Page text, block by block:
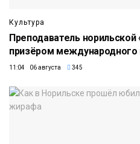
Культура
Преподаватель норильской
призёром международного
11:04 06 августа 345